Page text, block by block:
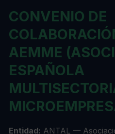
CONVENIO DE
AEMME
ESPAÑOLA
Entidad: ANTAL —